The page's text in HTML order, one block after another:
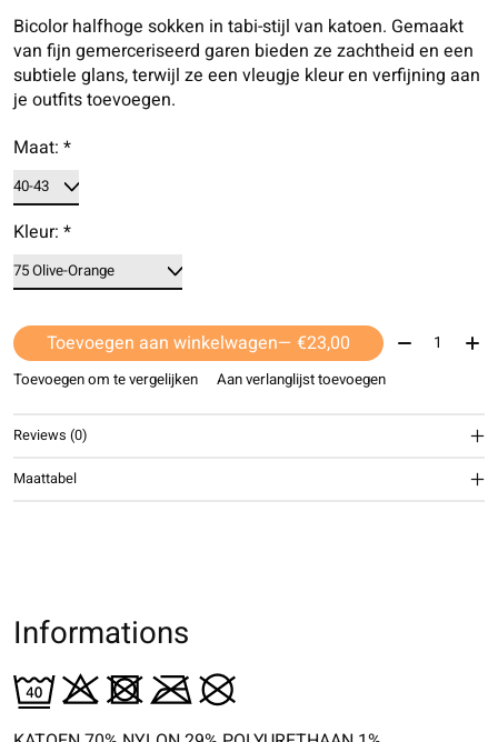
Bicolor halfhoge sokken in tabi-stijl van katoen. Gemaakt
van fijn gemerceriseerd garen bieden ze zachtheid en een
subtiele glans, terwijl ze een vleugje kleur en verfijning aan
je outfits toevoegen.
Maat: *
Kleur: *
Toevoegen aan winkelwagen — €23,00 Aantal:
Toevoegen om te vergelijken Aan verlanglijst toevoegen
Reviews (0)
Maattabel
Informations